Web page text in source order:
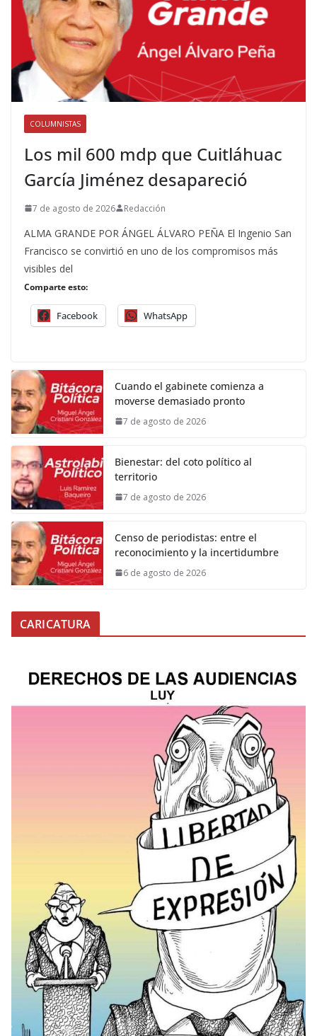
COLUMNISTAS
Los mil 600 mdp que Cuitláhuac
García Jiménez desapareció
7 de agosto de 2026 Redacción
ALMA GRANDE POR ÁNGEL ÁLVARO PEÑA El Ingenio San
Francisco se convirtió en uno de los compromisos más
visibles del
Comparte esto:
Facebook WhatsApp
Cuando el gabinete comienza a
moverse demasiado pronto
7 de agosto de 2026
Bienestar: del coto político al
territorio
7 de agosto de 2026
Censo de periodistas: entre el
reconocimiento y la incertidumbre
6 de agosto de 2026
CARICATURA